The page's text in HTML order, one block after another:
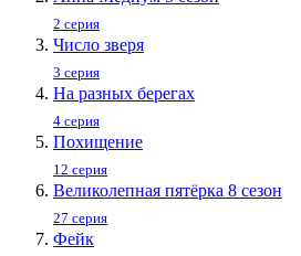
2 серия
Число зверя
3 серия
На разных берегах
4 серия
Похищение
12 серия
Великолепная пятёрка 8 сезон
27 серия
Фейк